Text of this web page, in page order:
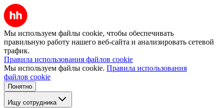
Мы используем файлы cookie, чтобы обеспечивать
правильную работу нашего веб-сайта и анализировать сетевой
трафик.
Правила использования файлов cookie
Мы используем файлы cookie. Правила использования
файлов cookie
Понятно
Ищу сотрудника